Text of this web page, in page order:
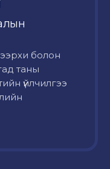
болон
таны
үйлчилгээ